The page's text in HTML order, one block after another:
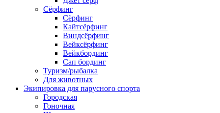
Сёрфинг
Сёрфинг
Кайтсёрфинг
Виндсёрфинг
Вейксёрфинг
Вейкбординг
Сап бординг
Туризм/рыбалка
Для животных
Экипировка для парусного спорта
Городская
Гоночная